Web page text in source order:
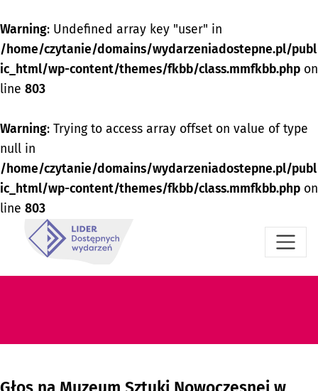
Warning: Undefined array key "user" in
/home/czytanie/domains/wydarzeniadostepne.pl/publ
ic_html/wp-content/themes/fkbb/class.mmfkbb.php on
line 803
Warning: Trying to access array offset on value of type
null in
/home/czytanie/domains/wydarzeniadostepne.pl/publ
ic_html/wp-content/themes/fkbb/class.mmfkbb.php on
line 803
Przejdź do menu dostępności
Przejdź do treści
Przejdź do stopki